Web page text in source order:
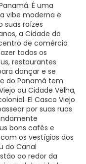
É uma
vibe moderna e
suas raízes
a Cidade do
de comércio
todos os
restaurantes
dançar e se
do Panamá tem
ou Cidade Velha,
El Casco Viejo
por suas ruas
bons cafés e
os vestígios dos
do Canal
ao redor da